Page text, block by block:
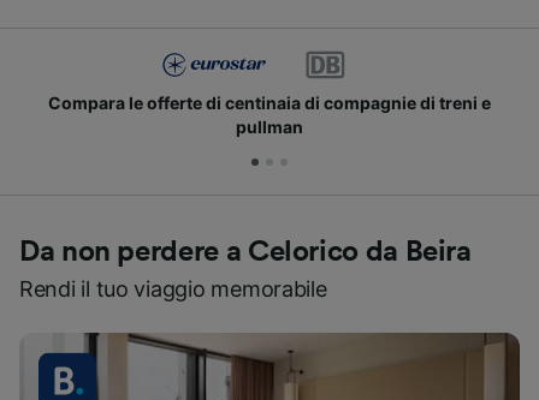
Compara le offerte di centinaia di compagnie di treni e
pullman
Da non perdere a Celorico da Beira
Rendi il tuo viaggio memorabile